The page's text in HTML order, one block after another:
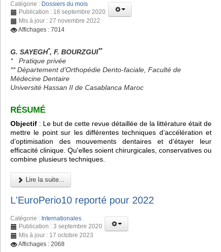
Catégorie : Dossiers du mois
Publication : 16 septembre 2020
Mis à jour : 27 novembre 2022
Affichages : 7014
G. SAYEGH*, F. BOURZGUI**
*
Pratique privée
** Département d’Orthopédie Dento-faciale, Faculté de
Médecine Dentaire
Université Hassan II de Casablanca Maroc
RÉSUMÉ
Objectif : Le but de cette revue détaillée de la littérature était de
mettre le point sur les différentes techniques d’accélération et
d’optimisation des mouvements dentaires et d’étayer leur
efficacité clinique. Qu'elles soient chirurgicales, conservatives ou
combine plusieurs techniques.
Lire la suite...
L'EuroPerio10 reporté pour 2022
Catégorie : Internationales
Publication : 3 septembre 2020
Mis à jour : 17 octobre 2023
Affichages : 2068